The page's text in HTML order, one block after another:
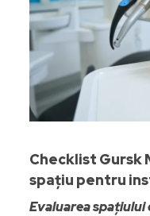
Checklist Gursk
spațiu pentru
Evaluarea spațiului